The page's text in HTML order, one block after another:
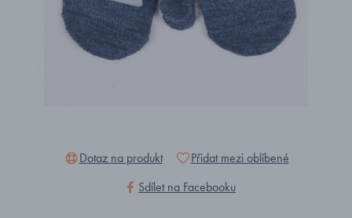
Dotaz na produkt
Přidat mezi oblíbené
Sdílet na Facebooku